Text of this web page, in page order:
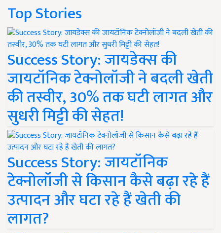
Top Stories
Success Story: जायडेक्स की
जायटॉनिक टेक्नोलॉजी ने बदली खेती
की तस्वीर, 30% तक घटी लागत और
सुधरी मिट्टी की सेहत!
Success Story: जायटॉनिक
टेक्नोलॉजी से किसान कैसे बढ़ा रहे हैं
उत्पादन और घटा रहे हैं खेती की
लागत?